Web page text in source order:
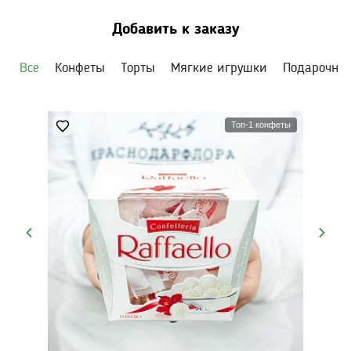
Добавить к заказу
Все Конфеты Торты Мягкие игрушки
Топ-1 конфеты